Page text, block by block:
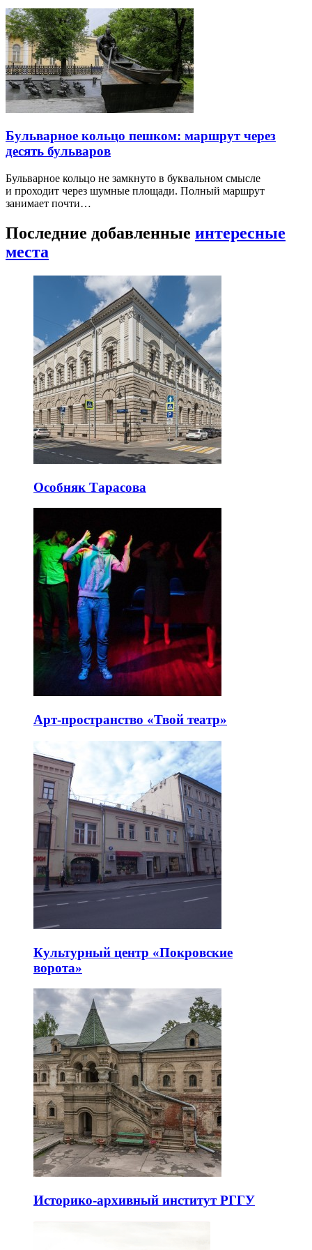
Бульварное кольцо пешком: маршрут через
десять бульваров
Бульварное кольцо не замкнуто в буквальном смысле
и проходит через шумные площади. Полный маршрут
занимает почти…
Последние добавленные интересные
места
Особняк Тарасова
Арт-пространство «Твой театр»
Культурный центр «Покровские
ворота»
Историко-архивный институт РГГУ